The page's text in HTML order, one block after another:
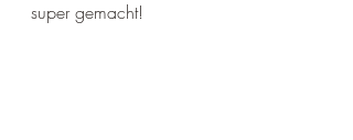
super gemacht!